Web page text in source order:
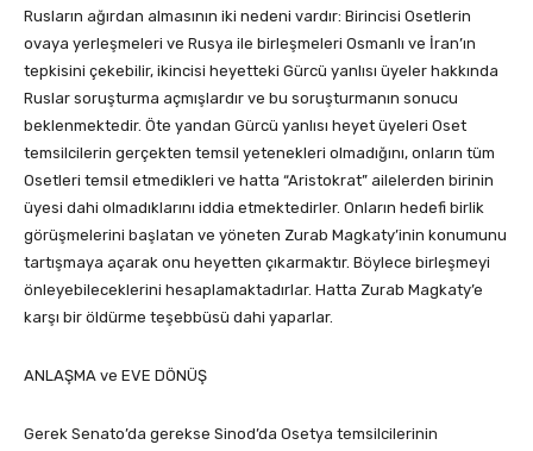
Rusların ağırdan almasının iki nedeni vardır: Birincisi Osetlerin
ovaya yerleşmeleri ve Rusya ile birleşmeleri Osmanlı ve İran’ın
tepkisini çekebilir, ikincisi heyetteki Gürcü yanlısı üyeler hakkında
Ruslar soruşturma açmışlardır ve bu soruşturmanın sonucu
beklenmektedir. Öte yandan Gürcü yanlısı heyet üyeleri Oset
temsilcilerin gerçekten temsil yetenekleri olmadığını, onların tüm
Osetleri temsil etmedikleri ve hatta “Aristokrat” ailelerden birinin
üyesi dahi olmadıklarını iddia etmektedirler. Onların hedefi birlik
görüşmelerini başlatan ve yöneten Zurab Magkaty’inin konumunu
tartışmaya açarak onu heyetten çıkarmaktır. Böylece birleşmeyi
önleyebileceklerini hesaplamaktadırlar. Hatta Zurab Magkaty’e
karşı bir öldürme teşebbüsü dahi yaparlar.
ANLAŞMA ve EVE DÖNÜŞ
Gerek Senato’da gerekse Sinod’da Osetya temsilcilerinin